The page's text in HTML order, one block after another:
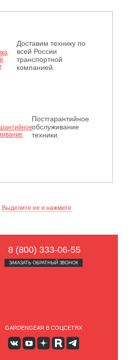
Доставим технику по
всей России
транспортной
компанией.
Постгарантийное
обслуживание
техники.
Выделите ее и нажмите
8 (800) 333-06-55
ЗАКАЗАТЬ ОБРАТНЫЙ ЗВОНОК
GARDENGEAR В СОЦСЕТЯХ